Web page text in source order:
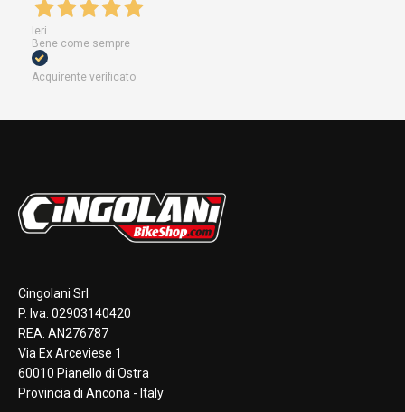
Ieri
Bene come sempre
Acquirente verificato
Cingolani Srl
P. Iva: 02903140420
REA: AN276787
Via Ex Arceviese 1
60010 Pianello di Ostra
Provincia di Ancona - Italy